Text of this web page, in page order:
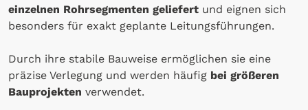
einzelnen Rohrsegmenten geliefert und eignen sich
besonders für exakt geplante Leitungsführungen.
Durch ihre stabile Bauweise ermöglichen sie eine
präzise Verlegung und werden häufig bei größeren
Bauprojekten verwendet.